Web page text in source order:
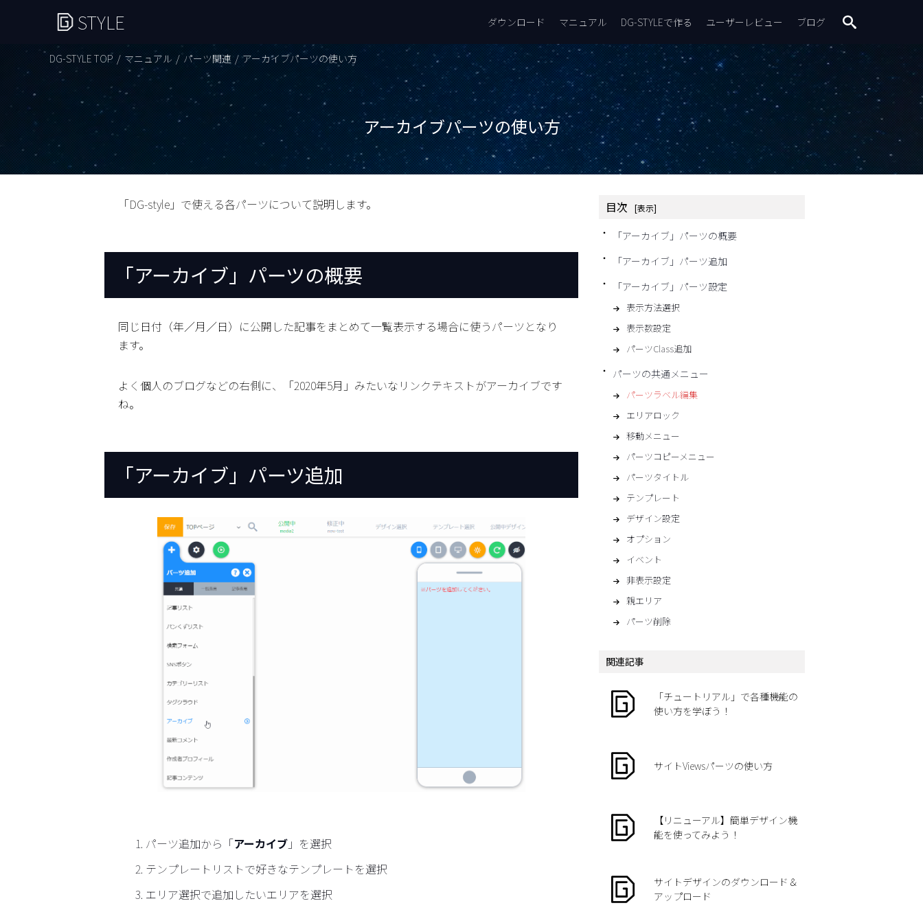
STYLE
search
ダウンロード マニュアル DG-STYLEで作る ユーザーレビュー ブログ
DG-STYLE TOP マニュアル パーツ関連 アーカイブパーツの使い方
アーカイブパーツの使い方
「DG-style」で使える各パーツについて説明します。
「アーカイブ」パーツの概要
同じ日付（年／月／日）に公開した記事をまとめて一覧表示する場合に使うパーツとなり
ます。
よく個人のブログなどの右側に、「2020年5月」みたいなリンクテキストがアーカイブです
ね。
「アーカイブ」パーツ追加
パーツ追加から「アーカイブ 」を選択
テンプレートリストで好きなテンプレートを選択
エリア選択で追加したいエリアを選択
目次
「アーカイブ」パーツの概要
「アーカイブ」パーツ追加
「アーカイブ」パーツ設定
表示方法選択
表示数設定
パーツClass追加
パーツの共通メニュー
パーツラベル編集
エリアロック
移動メニュー
パーツコピーメニュー
パーツタイトル
テンプレート
デザイン設定
オプション
イベント
非表示設定
親エリア
パーツ削除
関連記事
「チュートリアル」で各種機能の
使い方を学ぼう！
サイトViewsパーツの使い方
【リニューアル】簡単デザイン機
能を使ってみよう！
サイトデザインのダウンロード＆
アップロード